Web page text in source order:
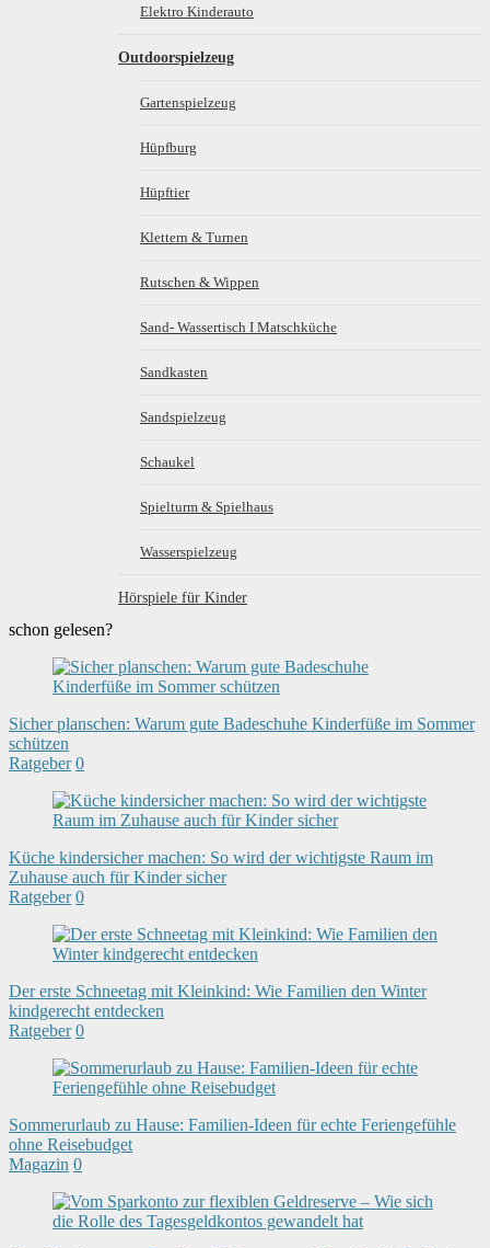
Elektro Kinderauto
Outdoorspielzeug
Gartenspielzeug
Hüpfburg
Hüpftier
Klettern & Turnen
Rutschen & Wippen
Sand- Wassertisch I Matschküche
Sandkasten
Sandspielzeug
Schaukel
Spielturm & Spielhaus
Wasserspielzeug
Hörspiele für Kinder
schon gelesen?
Sicher planschen: Warum gute Badeschuhe Kinderfüße im Sommer
schützen
Ratgeber 0
Küche kindersicher machen: So wird der wichtigste Raum im
Zuhause auch für Kinder sicher
Ratgeber 0
Der erste Schneetag mit Kleinkind: Wie Familien den Winter
kindgerecht entdecken
Ratgeber 0
Sommerurlaub zu Hause: Familien-Ideen für echte Feriengefühle
ohne Reisebudget
Magazin 0